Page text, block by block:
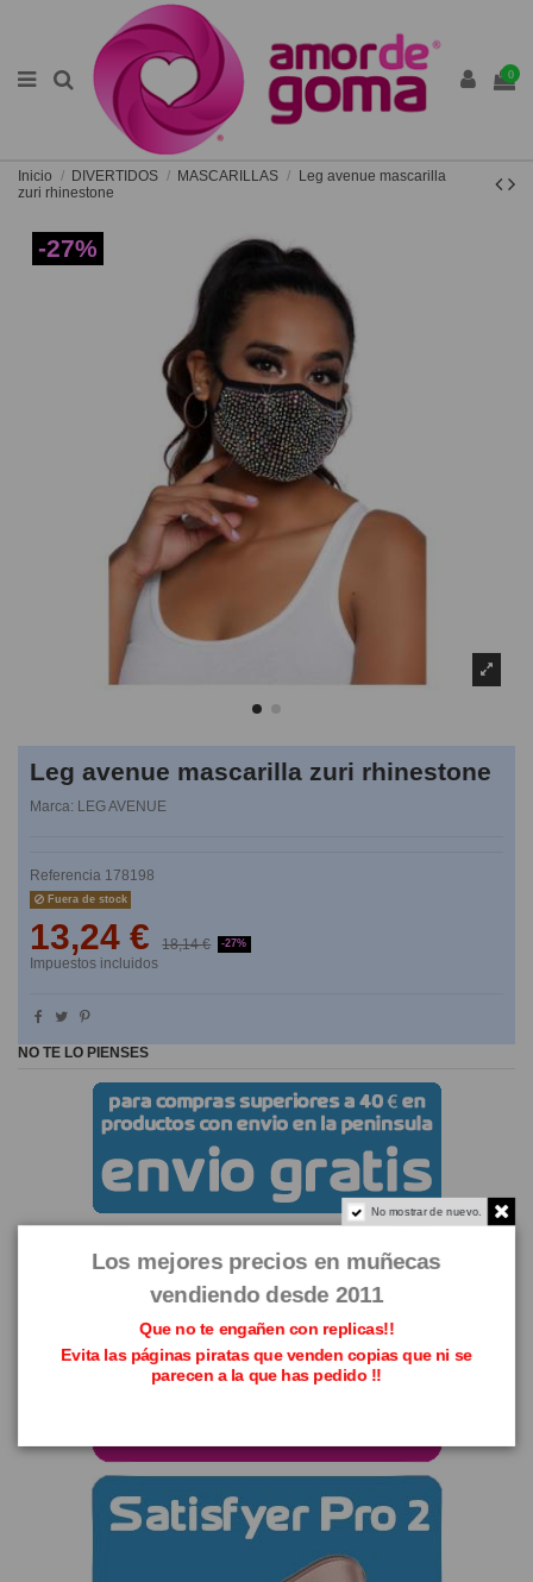
0
Inicio DIVERTIDOS MASCARILLAS
Leg avenue mascarilla
zuri rhinestone
-27%
Leg avenue mascarilla zuri rhinestone
Marca: LEG AVENUE
Referencia 178198
Fuera de stock
13,24 € 18,14 € -27%
Impuestos incluidos
NO TE LO PIENSES
No mostrar de nuevo.
Los mejores precios en muñecas
vendiendo desde 2011
Que no te engañen con replicas!!
Evita las páginas piratas que venden copias que ni se
parecen a la que has pedido !!